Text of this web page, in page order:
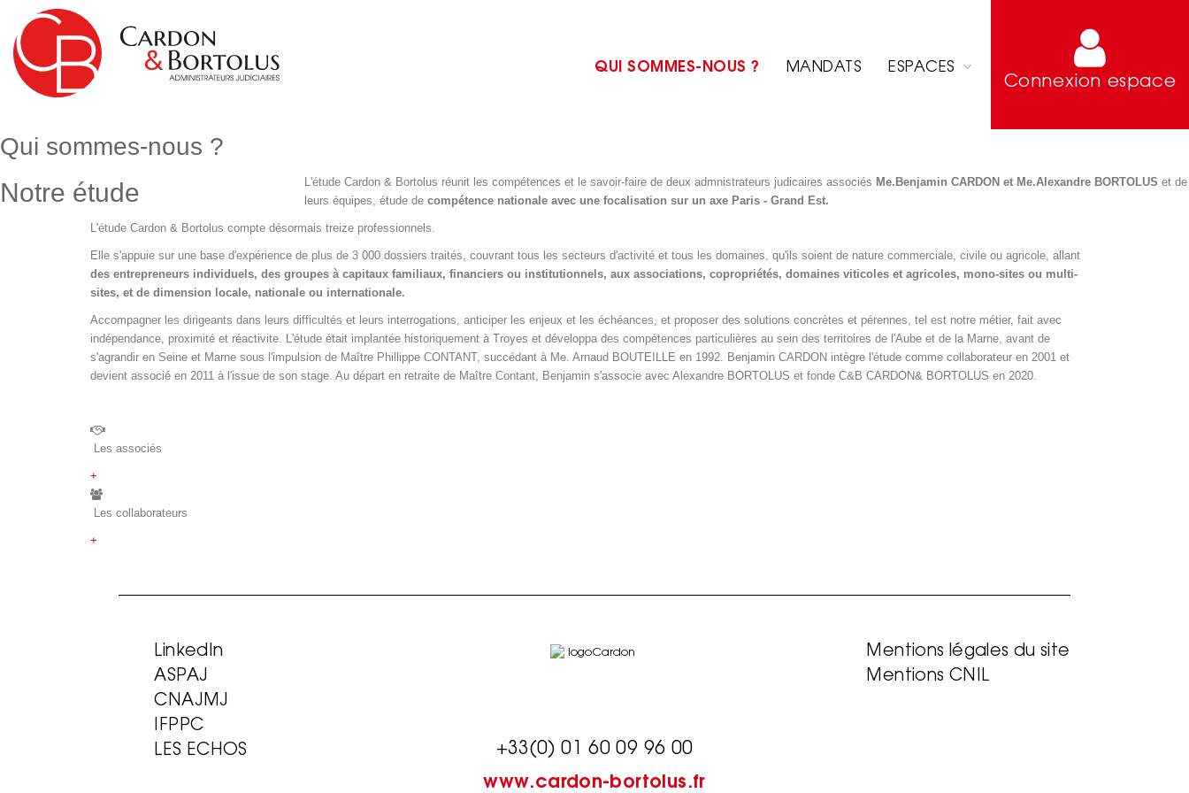
QUI SOMMES-NOUS ? MANDATS ESPACES
Connexion espace
Qui sommes-nous ?
Notre étude L'étude Cardon & Bortolus réunit les compétences et le savoir-faire de deux admnistrateurs judicaires associés Me.Benjamin CARDON et Me.Alexandre BORTOLUS et de
leurs équipes, étude de compétence nationale avec une focalisation sur un axe Paris - Grand Est.
L'étude Cardon & Bortolus compte désormais treize professionnels.
Elle s'appuie sur une base d'expérience de plus de 3 000 dossiers traités, couvrant tous les secteurs d'activité et tous les domaines, qu'ils soient de nature commerciale, civile ou agricole, allant
des entrepreneurs individuels, des groupes à capitaux familiaux, financiers ou institutionnels, aux associations, copropriétés, domaines viticoles et agricoles, mono-sites ou multi-
sites, et de dimension locale, nationale ou internationale.
Accompagner les dirigeants dans leurs difficultés et leurs interrogations, anticiper les enjeux et les échéances, et proposer des solutions concrètes et pérennes, tel est notre métier, fait avec
indépendance, proximité et réactivite. L'étude était implantée historiquement à Troyes et développa des compétences particulières au sein des territoires de l'Aube et de la Marne, avant de
s'agrandir en Seine et Marne sous l'impulsion de Maître Phillippe CONTANT, succédant à Me. Arnaud BOUTEILLE en 1992. Benjamin CARDON intègre l'étude comme collaborateur en 2001 et
devient associé en 2011 à l'issue de son stage. Au départ en retraite de Maître Contant, Benjamin s'associe avec Alexandre BORTOLUS et fonde C&B CARDON& BORTOLUS en 2020.
Les associés
+
Les collaborateurs
+
LinkedIn
ASPAJ
CNAJMJ
IFPPC
LES ECHOS
+33(0) 01 60 09 96 00
www.cardon-bortolus.fr
Mentions légales du site
Mentions CNIL